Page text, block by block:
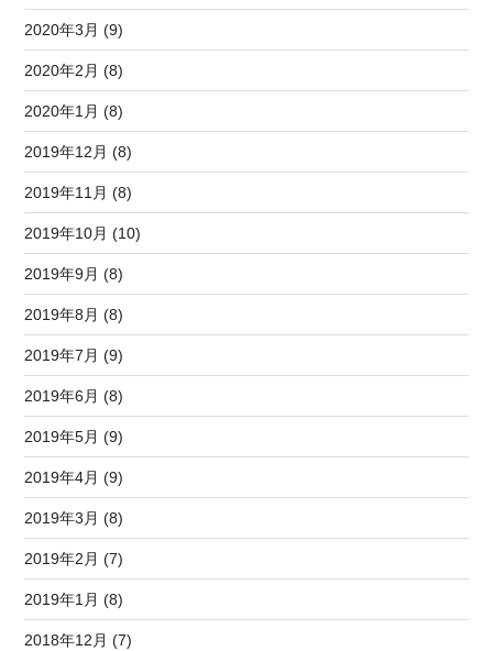
2020年3月 (9)
2020年2月 (8)
2020年1月 (8)
2019年12月 (8)
2019年11月 (8)
2019年10月 (10)
2019年9月 (8)
2019年8月 (8)
2019年7月 (9)
2019年6月 (8)
2019年5月 (9)
2019年4月 (9)
2019年3月 (8)
2019年2月 (7)
2019年1月 (8)
2018年12月 (7)